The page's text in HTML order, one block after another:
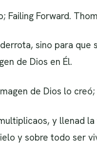
Failing Forward.
sino para
de Dios en Él.
de Dios lo
y llenad
y sobre todo ser